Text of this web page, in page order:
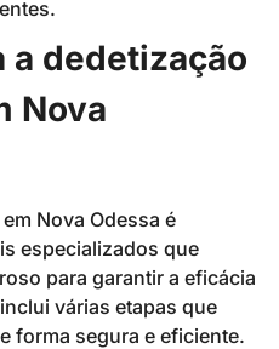
a dedetização
Nova
Nova Odessa é
especializados que
para garantir a eficácia
várias etapas que
forma segura e eficiente.